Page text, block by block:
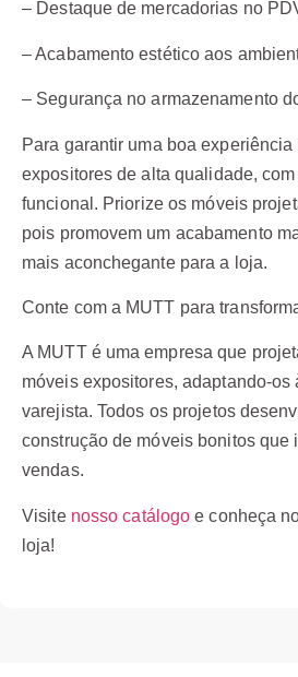
– Destaque de mercadorias no
– Acabamento estético aos
– Segurança no armazenamento
Para garantir uma boa
expositores de alta qualidade,
funcional. Priorize os móveis
pois promovem um acabamento
mais aconchegante para a loja.
Conte com a MUTT para
A MUTT é uma empresa que
móveis expositores, adaptando-os
varejista. Todos os projetos
construção de móveis bonitos que
vendas.
Visite nosso catálogo e conheça
loja!